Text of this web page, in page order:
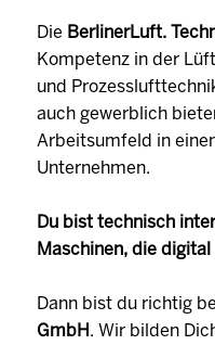
Die BerlinerLuft.
Kompetenz in der
und
auch gewerblich
Arbeitsumfeld in
Unternehmen.
Du bist technisch
Maschinen, die
Dann bist du richtig
GmbH. Wir bilden